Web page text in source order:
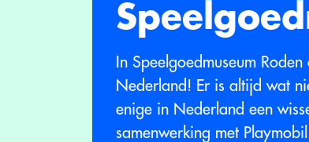
In Speelgoedmuseum
Nederland! Er is altijd wat
enige in Nederland een
samenwerking met